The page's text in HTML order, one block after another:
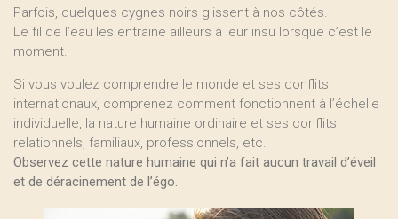
Parfois, quelques cygnes noirs glissent à nos côtés.
Le fil de l’eau les entraine ailleurs à leur insu lorsque c’est le
moment.
Si vous voulez comprendre le monde et ses conflits
internationaux, comprenez comment fonctionnent à l’échelle
individuelle, la nature humaine ordinaire et ses conflits
relationnels, familiaux, professionnels, etc.
Observez cette nature humaine qui n’a fait aucun travail d’éveil
et de déracinement de l’égo.